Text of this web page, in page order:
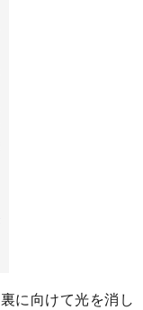
に向けて光を消し